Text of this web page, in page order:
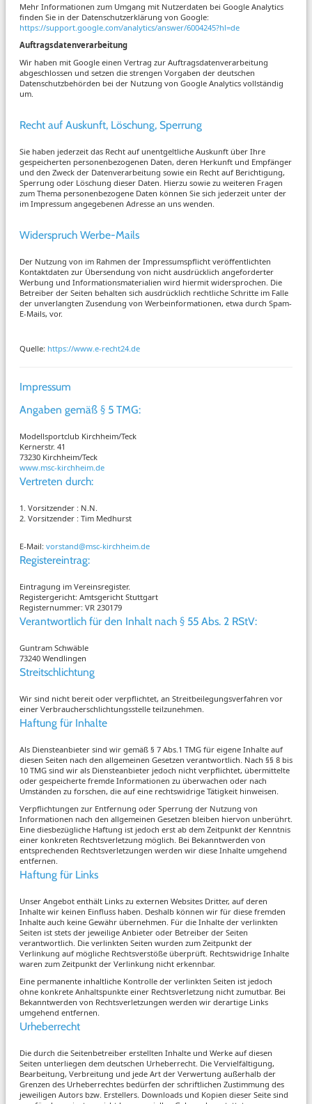
Mehr Informationen zum Umgang mit Nutzerdaten bei Google Analytics
finden Sie in der Datenschutzerklärung von Google:
https://support.google.com/analytics/answer/6004245?hl=de
Auftragsdatenverarbeitung
Wir haben mit Google einen Vertrag zur Auftragsdatenverarbeitung
abgeschlossen und setzen die strengen Vorgaben der deutschen
Datenschutzbehörden bei der Nutzung von Google Analytics vollständig
um.
Recht auf Auskunft, Löschung, Sperrung
Sie haben jederzeit das Recht auf unentgeltliche Auskunft über Ihre
gespeicherten personenbezogenen Daten, deren Herkunft und Empfänger
und den Zweck der Datenverarbeitung sowie ein Recht auf Berichtigung,
Sperrung oder Löschung dieser Daten. Hierzu sowie zu weiteren Fragen
zum Thema personenbezogene Daten können Sie sich jederzeit unter der
im Impressum angegebenen Adresse an uns wenden.
Widerspruch Werbe-Mails
Der Nutzung von im Rahmen der Impressumspflicht veröffentlichten
Kontaktdaten zur Übersendung von nicht ausdrücklich angeforderter
Werbung und Informationsmaterialien wird hiermit widersprochen. Die
Betreiber der Seiten behalten sich ausdrücklich rechtliche Schritte im Falle
der unverlangten Zusendung von Werbeinformationen, etwa durch Spam-
E-Mails, vor.
Quelle: https://www.e-recht24.de
Impressum
Angaben gemäß § 5 TMG:
Modellsportclub Kirchheim/Teck
Kernerstr. 41
73230 Kirchheim/Teck
www.msc-kirchheim.de
Vertreten durch:
1. Vorsitzender : N.N.
2. Vorsitzender : Tim Medhurst
E-Mail: vorstand@msc-kirchheim.de
Registereintrag:
Eintragung im Vereinsregister.
Registergericht: Amtsgericht Stuttgart
Registernummer: VR 230179
Verantwortlich für den Inhalt nach § 55 Abs. 2 RStV:
Guntram Schwäble
73240 Wendlingen
Streitschlichtung
Wir sind nicht bereit oder verpflichtet, an Streitbeilegungsverfahren vor
einer Verbraucherschlichtungsstelle teilzunehmen.
Haftung für Inhalte
Als Diensteanbieter sind wir gemäß § 7 Abs.1 TMG für eigene Inhalte auf
diesen Seiten nach den allgemeinen Gesetzen verantwortlich. Nach §§ 8 bis
10 TMG sind wir als Diensteanbieter jedoch nicht verpflichtet, übermittelte
oder gespeicherte fremde Informationen zu überwachen oder nach
Umständen zu forschen, die auf eine rechtswidrige Tätigkeit hinweisen.
Verpflichtungen zur Entfernung oder Sperrung der Nutzung von
Informationen nach den allgemeinen Gesetzen bleiben hiervon unberührt.
Eine diesbezügliche Haftung ist jedoch erst ab dem Zeitpunkt der Kenntnis
einer konkreten Rechtsverletzung möglich. Bei Bekanntwerden von
entsprechenden Rechtsverletzungen werden wir diese Inhalte umgehend
entfernen.
Haftung für Links
Unser Angebot enthält Links zu externen Websites Dritter, auf deren
Inhalte wir keinen Einfluss haben. Deshalb können wir für diese fremden
Inhalte auch keine Gewähr übernehmen. Für die Inhalte der verlinkten
Seiten ist stets der jeweilige Anbieter oder Betreiber der Seiten
verantwortlich. Die verlinkten Seiten wurden zum Zeitpunkt der
Verlinkung auf mögliche Rechtsverstöße überprüft. Rechtswidrige Inhalte
waren zum Zeitpunkt der Verlinkung nicht erkennbar.
Eine permanente inhaltliche Kontrolle der verlinkten Seiten ist jedoch
ohne konkrete Anhaltspunkte einer Rechtsverletzung nicht zumutbar. Bei
Bekanntwerden von Rechtsverletzungen werden wir derartige Links
umgehend entfernen.
Urheberrecht
Die durch die Seitenbetreiber erstellten Inhalte und Werke auf diesen
Seiten unterliegen dem deutschen Urheberrecht. Die Vervielfältigung,
Bearbeitung, Verbreitung und jede Art der Verwertung außerhalb der
Grenzen des Urheberrechtes bedürfen der schriftlichen Zustimmung des
jeweiligen Autors bzw. Erstellers. Downloads und Kopien dieser Seite sind